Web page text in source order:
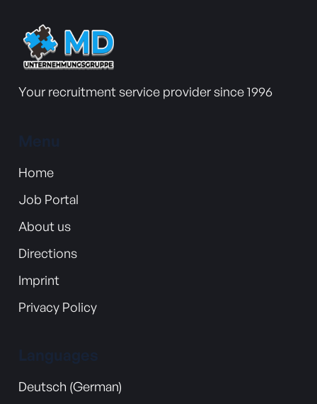
Your recruitment service provider since 1996
Home
Job Portal
About us
Directions
Imprint
Privacy Policy
Deutsch (German)